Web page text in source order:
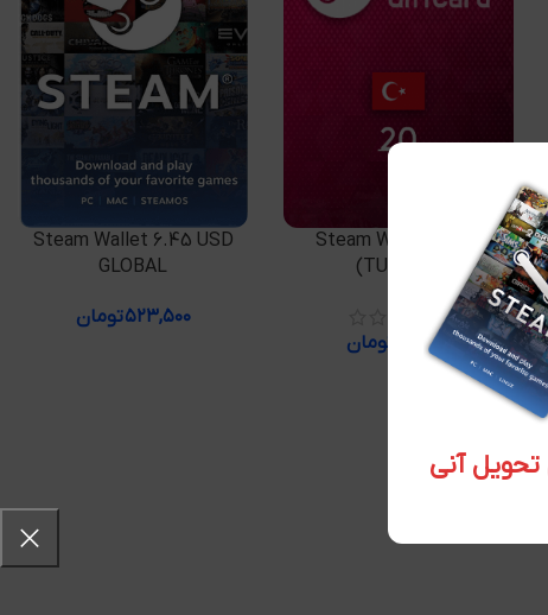
افزودن به سبد خرید
Steam Wallet 20 TL
(TURKEY)
۳۱۱,۲۵۰ تومان
افزودن به سبد خرید
Steam Wallet 6.45 USD
GLOBAL
۵۲۳,۵۰۰تومان